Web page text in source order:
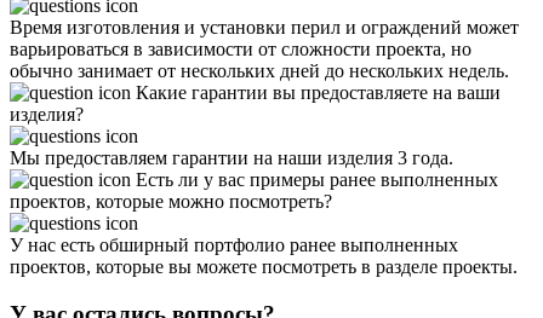
Время изготовления и установки перил и ограждений может
варьироваться в зависимости от сложности проекта, но
обычно занимает от нескольких дней до нескольких недель.
Какие гарантии вы предоставляете на ваши
изделия?
Мы предоставляем гарантии на наши изделия 3 года.
Есть ли у вас примеры ранее выполненных
проектов, которые можно посмотреть?
У нас есть обширный портфолио ранее выполненных
проектов, которые вы можете посмотреть в разделе проекты.